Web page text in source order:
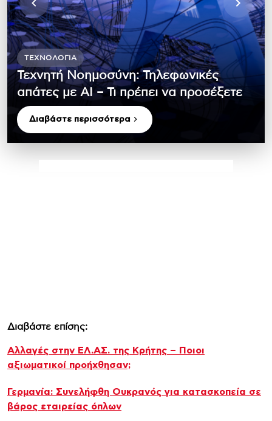
ΤΕΧΝΟΛΟΓΊΑ
Τεχνητή Νοημοσύνη: Τηλεφωνικές
απάτες με ΑΙ – Τι πρέπει να προσέξετε
Διαβάστε περισσότερα
Διαβάστε επίσης:
Αλλαγές στην ΕΛ.ΑΣ. της Κρήτης – Ποιοι
αξιωματικοί προήχθησαν;
Γερμανία: Συνελήφθη Ουκρανός για κατασκοπεία σε
βάρος εταιρείας όπλων